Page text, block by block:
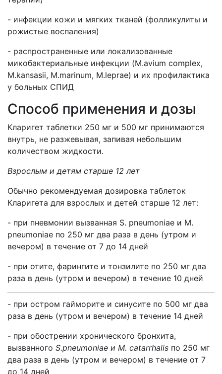
- инфекции кожи и мягких тканей (фолликулиты и
рожистые воспаления)
- распространенные или локализованные
микобактериальные инфекции (M.avium complex,
M.kansasii, M.marinum, M.leprae) и их профилактика
у больных СПИД
Способ применения и дозы
Кларигет таблетки 250 мг и 500 мг принимаются
внутрь, не разжевывая, запивая небольшим
количеством жидкости.
Взрослым и детям старше 12 лет
Обычно рекомендуемая дозировка таблеток
Кларигета для взрослых и детей старше 12 лет:
- при пневмонии вызванная S. pneumoniae и M.
pneumoniae по 250 мг два раза в день (утром и
вечером) в течение от 7 до 14 дней
- при отите, фарингите и тонзилите по 250 мг два
раза в день (утром и вечером) в течение 10 дней
- при остром гайморите и синусите по 500 мг два
раза в день (утром и вечером) в течение 14 дней
- при обострении хронического бронхита,
вызванного S.pneumoniae и M. catarrhalis по 250 мг
два раза в день (утром и вечером) в течение от 7
до 14 дней